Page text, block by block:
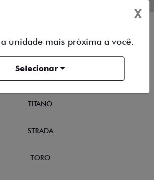
TITANO
STRADA
TORO
X
unidade mais próxima a você.
Selecionar